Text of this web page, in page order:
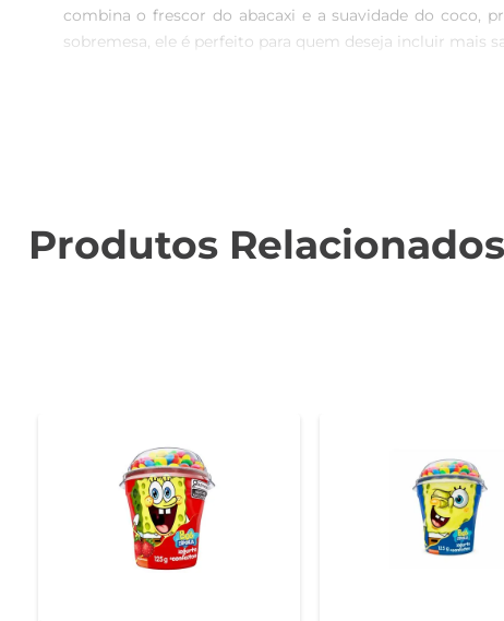
combina o frescor do abacaxi e a suavidade do coco,
sobremesa, ele é perfeito para quem deseja incluir mais
O IOG Carolina é uma excelente fonte de probióticos,
a saúde dos ossos e dentes. Incorporar este iogurte na
embalagem para entender como este produto pode se
Produtos Relacionados